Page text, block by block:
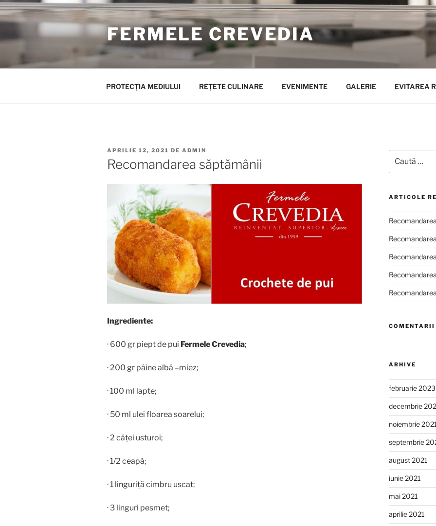
Sari
la
FERMELE CREVEDIA
PROTECȚIA MEDIULUI REȚETE CULINARE EVENIMENTE GALERIE EVITAREA
PUBLICAT
PE
APRILIE 12, 2021 DE ADMIN
Recomandarea săptămânii
Ingrediente:
· 600 gr piept de pui Fermele Crevedia;
· 200 gr pâine albă –miez;
· 100 ml lapte;
· 50 ml ulei floarea soarelui;
· 2 căței usturoi;
· 1/2 ceapă;
· 1 linguriță cimbru uscat;
· 3 linguri pesmet;
după:
ARTICOLE
COMENTARII
ARHIVE
februarie 2023
decembrie
noiembrie 2021
septembrie
august 2021
iunie 2021
mai 2021
aprilie 2021